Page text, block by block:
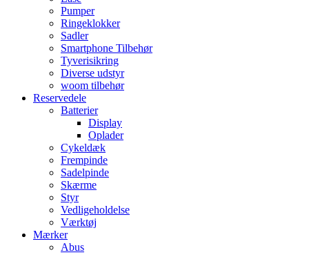
Pumper
Ringeklokker
Sadler
Smartphone Tilbehør
Tyverisikring
Diverse udstyr
woom tilbehør
Reservedele
Batterier
Display
Oplader
Cykeldæk
Frempinde
Sadelpinde
Skærme
Styr
Vedligeholdelse
Værktøj
Mærker
Abus